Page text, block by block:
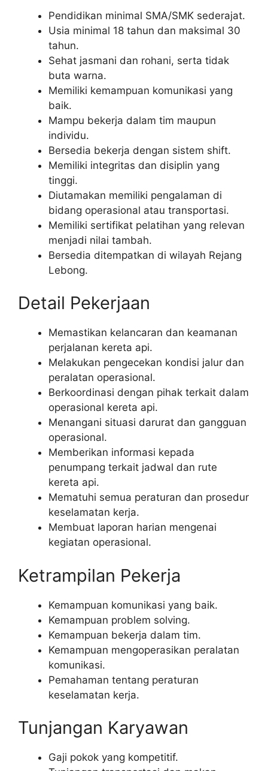
Pendidikan minimal SMA/SMK sederajat.
Usia minimal 18 tahun dan maksimal 30
tahun.
Sehat jasmani dan rohani, serta tidak
buta warna.
Memiliki kemampuan komunikasi yang
baik.
Mampu bekerja dalam tim maupun
individu.
Bersedia bekerja dengan sistem shift.
Memiliki integritas dan disiplin yang
tinggi.
Diutamakan memiliki pengalaman di
bidang operasional atau transportasi.
Memiliki sertifikat pelatihan yang relevan
menjadi nilai tambah.
Bersedia ditempatkan di wilayah Rejang
Lebong.
Detail Pekerjaan
Memastikan kelancaran dan keamanan
perjalanan kereta api.
Melakukan pengecekan kondisi jalur dan
peralatan operasional.
Berkoordinasi dengan pihak terkait dalam
operasional kereta api.
Menangani situasi darurat dan gangguan
operasional.
Memberikan informasi kepada
penumpang terkait jadwal dan rute
kereta api.
Mematuhi semua peraturan dan prosedur
keselamatan kerja.
Membuat laporan harian mengenai
kegiatan operasional.
Ketrampilan Pekerja
Kemampuan komunikasi yang baik.
Kemampuan problem solving.
Kemampuan bekerja dalam tim.
Kemampuan mengoperasikan peralatan
komunikasi.
Pemahaman tentang peraturan
keselamatan kerja.
Tunjangan Karyawan
Gaji pokok yang kompetitif.